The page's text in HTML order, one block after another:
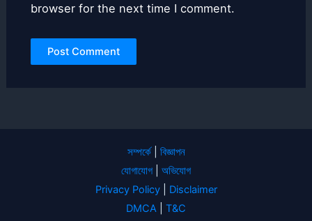
browser for the next time I comment.
সম্পর্কে| বিজ্ঞাপন
যোগাযোগ
অভিযোগ
Privacy Policy| Disclaimer
DMCA
T&C